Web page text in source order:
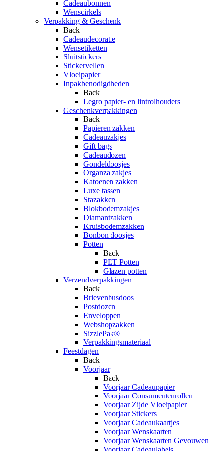
Cadeaubonnen
Wenscirkels
Verpakking & Geschenk
Back
Cadeaudecoratie
Wensetiketten
Sluitstickers
Stickervellen
Vloeipapier
Inpakbenodigdheden
Back
Legro papier- en lintrolhouders
Geschenkverpakkingen
Back
Papieren zakken
Cadeauzakjes
Gift bags
Cadeaudozen
Gondeldoosjes
Organza zakjes
Katoenen zakken
Luxe tassen
Stazakken
Blokbodemzakjes
Diamantzakken
Kruisbodemzakken
Bonbon doosjes
Potten
Back
PET Potten
Glazen potten
Verzendverpakkingen
Back
Brievenbusdoos
Postdozen
Enveloppen
Webshopzakken
SizzlePak®
Verpakkingsmateriaal
Feestdagen
Back
Voorjaar
Back
Voorjaar Cadeaupapier
Voorjaar Consumentenrollen
Voorjaar Zijde Vloeipapier
Voorjaar Stickers
Voorjaar Cadeaukaartjes
Voorjaar Wenskaarten
Voorjaar Wenskaarten Gevouwen
Voorjaar Cadeaulabels